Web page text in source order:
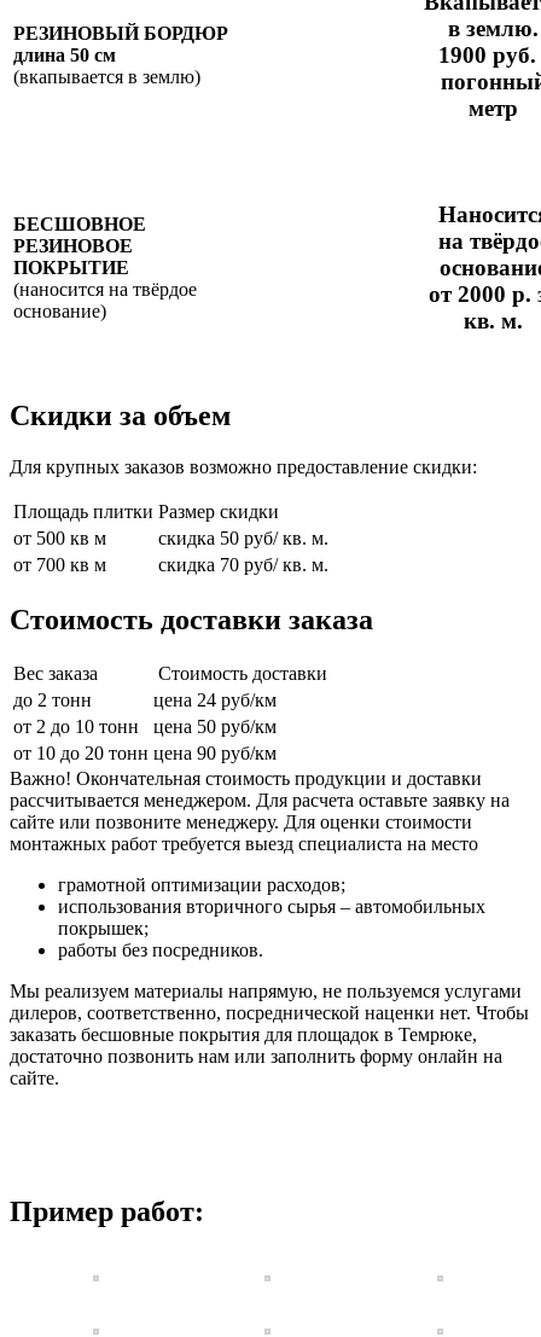
РЕЗИНОВЫЙБОРДЮР
длина 50 см
(вкапывается в землю)
в землю.
1900 руб.
метр
БЕСШОВНОЕ
РЕЗИНОВОЕ
ПОКРЫТИЕ
(наносится на твёрдое
основание)
на
от 2000 р.
кв. м.
Скидки за объем
Для крупных заказов возможно предоставление скидки:
Площадь плитки Размер скидки
от 500 кв м
скидка 50 руб/ кв. м.
от 700 кв м
скидка 70 руб/ кв. м.
Стоимость доставки заказа
Вес заказа
Стоимость доставки
до 2 тонн
цена 24 руб/км
от 2 до 10 тонн
цена 50 руб/км
от 10 до 20 тонн цена 90 руб/км
Важно! Окончательная стоимость продукции и доставки
рассчитывается менеджером. Для расчета оставьте заявку на
сайте или позвоните менеджеру. Для оценки стоимости
монтажных работ требуется выезд специалиста на место
грамотной оптимизации расходов;
использования вторичного сырья – автомобильных
покрышек;
работы без посредников.
Мы реализуем материалы напрямую, не пользуемся услугами
дилеров, соответственно, посреднической наценки нет. Чтобы
заказать бесшовные покрытия для площадок в Темрюке,
достаточно позвонить нам или заполнить форму онлайн на
сайте.
Пример работ: